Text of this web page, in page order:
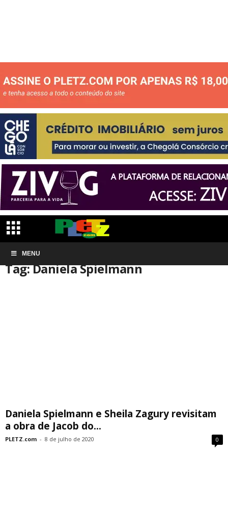
MENU
Início Tags
Tag: Daniela Spielmann
Daniela Spielmann e Sheila Zagury revisitam
a obra de Jacob do...
PLETZ.com - 8 de julho de 2020 0